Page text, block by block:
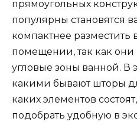
прямоугольных
популярны становятся
компактнее разместить
помещении, так как они
угловые зоны ванной. В
какими бывают шторы
каких элементов
подобрать удобную в